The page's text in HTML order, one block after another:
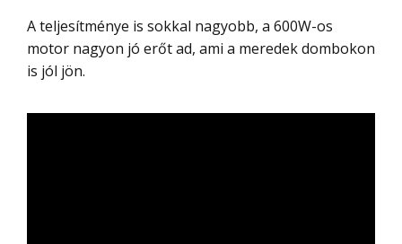
A teljesítménye is sokkal nagyobb, a 600W-os
motor nagyon jó erőt ad, ami a meredek dombokon
is jól jön.